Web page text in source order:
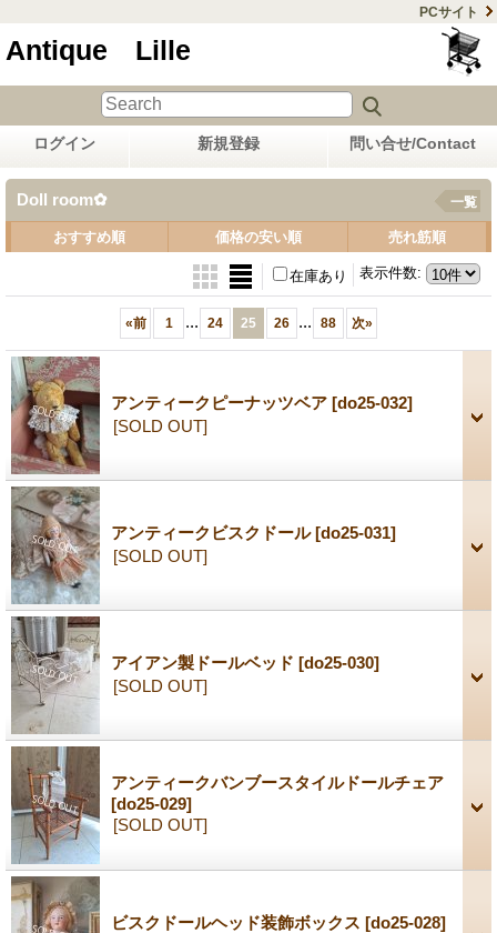
PCサイト
Antique Lille
ログイン 新規登録 問い合せ/Contact
Doll room✿ 一覧
おすすめ順 価格の安い順 売れ筋順
表示件数:
在庫あり
«前 1 ... 24 25 26 ... 88 次»
アンティークピーナッツベア [do25-032]
[SOLD OUT]
アンティークビスクドール[do25-031]
[SOLD OUT]
アイアン製ドールベッド [do25-030]
[SOLD OUT]
アンティークバンブースタイルドールチェア
[do25-029]
[SOLD OUT]
ビスクドールヘッド装飾ボックス [do25-028]